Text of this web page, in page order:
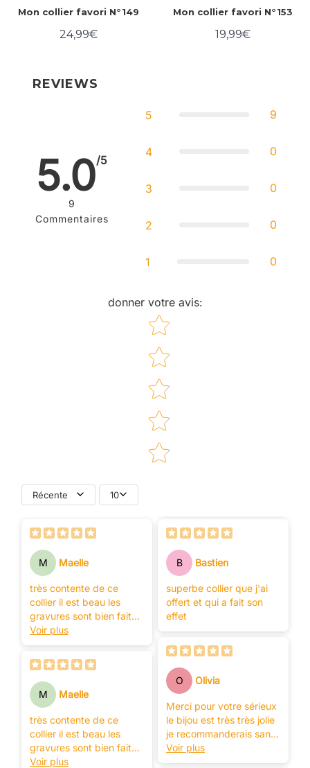
Mon collier favori N°149
Prix
24,99€24,99€
Mon collier favori N°153
Prix
19,99€19,99€
REVIEWS
5.0/5
9
Commentaires
5 9
4 0
3 0
2 0
1 0
donner votre avis:
Star rating
Récente 10
M Maelle
très contente de ce
collier il est beau les
gravures sont bien faite
merci
Voir plus
M Maelle
très contente de ce
collier il est beau les
gravures sont bien faite
merci
Voir plus
B Bastien
superbe collier que j'ai
offert et qui a fait son
effet
O Olivia
Merci pour votre sérieux
le bijou est très très jolie
je recommanderais sans
nul doutes
Voir plus